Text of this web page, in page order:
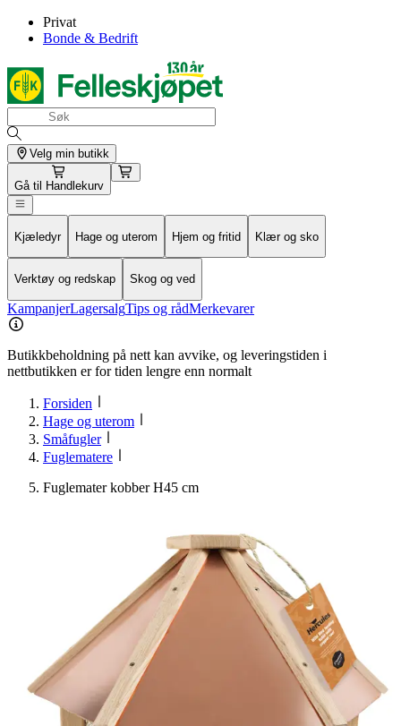
Privat
Bonde & Bedrift
Velg min butikk
Gå til Handlekurv
Kjæledyr Hage og uterom Hjem og fritid Klær og sko
Verktøy og redskap Skog og ved
KampanjerLagersalgTips og rådMerkevarer
Butikkbeholdning på nett kan avvike, og leveringstiden i
nettbutikken er for tiden lengre enn normalt
Forsiden
Hage og uterom
Småfugler
Fuglematere
Fuglemater kobber H45 cm